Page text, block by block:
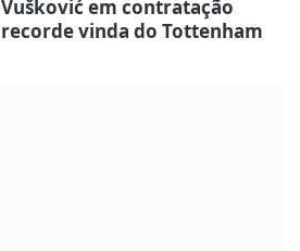
Vušković em contratação
recorde vinda do Tottenham